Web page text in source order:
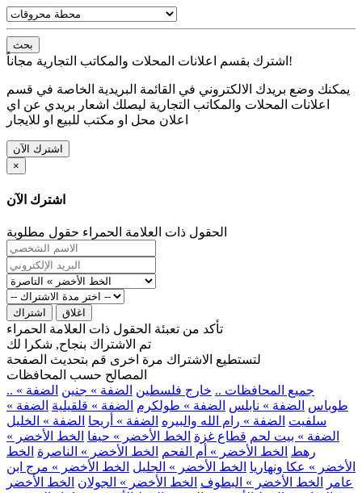
بحث
اشترك بقسم اعلانات المحلات والمكاتب التجارية مجاناً!
يمكنك وضع بريدك الالكتروني في القائمة البريدية الخاصة في قسم
اعلانات المحلات والمكاتب التجارية ليصلك اشعار بريدي عن اي
اعلان محل او مكتب للبيع او للايجار
اشترك الآن
×
اشترك الآن
الحقول ذات العلامة الحمراء حقول مطلوبة
اشتراك اغلاق
تأكد من تعبئة الحقول ذات العلامة الحمراء
تم الاشتراك بنجاح, شكرا لك
لتستطيع الاشتراك مرة اخرى قم بتحديث الصفحة
المصالح حسب المحافظات
.. جميع المحافظات .. خارج فلسطين الضفة » جنين الضفة »
طوباس الضفة » نابلس الضفة » طولكرم الضفة » قلقيلية الضفة »
سلفيت الضفة » رام الله والبيره الضفة » أريحا الضفة » الخليل
الضفة » بيت لحم قطاع غزة الخط الأخضر » حيفا الخط الأخضر »
رهط الخط الأخضر » أم الفحم الخط الأخضر » الناصرة الخط
الأخضر » عكا ونهاريا الخط الأخضر » الجليل الخط الأخضر » مرج ابن
عامر
الخط الأخضر » البطوف الخط الأخضر » الجولان الخط الأخضر